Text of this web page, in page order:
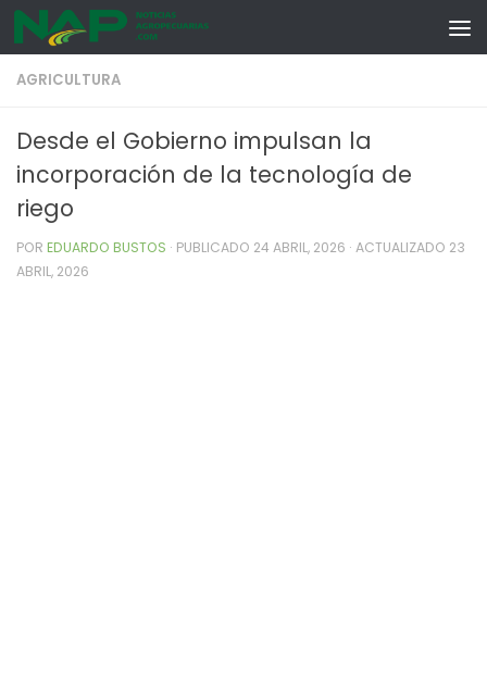
Skip to content
AGRICULTURA
Desde el Gobierno impulsan la
incorporación de la tecnología de
riego
POR EDUARDO BUSTOS · PUBLICADO 24 ABRIL, 2026 · ACTUALIZADO 23
ABRIL, 2026